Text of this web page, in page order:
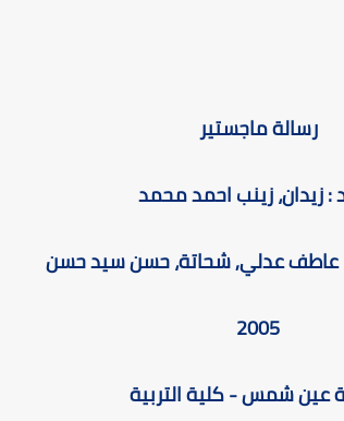
رسالة ماجستير
: زيدان، زينب احمد محمد
عدلي, شحاتة، حسن سيد حسن
2005
عين شمس - كلية التربية